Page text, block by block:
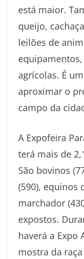
está maior.
queijo,
leilões de
agrícolas. É
aproximar o
campo da
A Expofeira
terá mais de
São bovinos
(590), equinos
marchador
expostos.
haverá a Expo
mostra da